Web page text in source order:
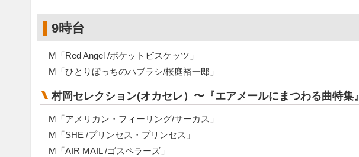
9時台
M「Red Angel /ポケットビスケッツ」
M「ひとりぼっちのハブラシ/桜庭裕一郎」
村岡セレクション(オカセレ）〜『エアメールにまつわる曲特集』
M「アメリカン・フィーリング/サーカス」
M「SHE /プリンセス・プリンセス」
M「AIR MAIL /ゴスペラーズ」